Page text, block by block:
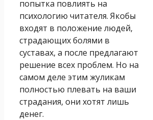
попытка повлиять на
психологию читателя. Якобы
входят в положение людей,
страдающих болями в
суставах, а после предлагают
решение всех проблем. Но на
самом деле этим жуликам
полностью плевать на ваши
страдания, они хотят лишь
денег.